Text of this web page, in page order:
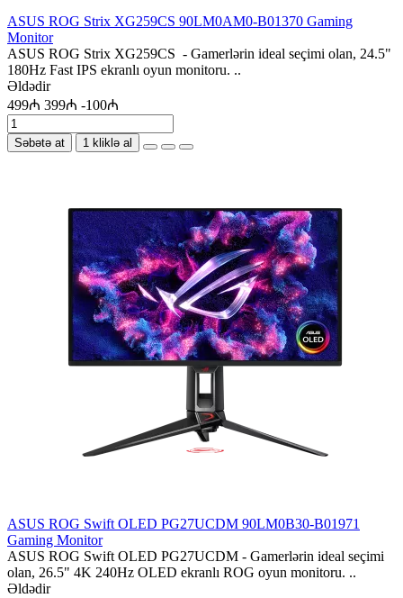
ASUS ROG Strix XG259CS 90LM0AM0-B01370 Gaming
Monitor
ASUS ROG Strix XG259CS - Gamerlərin ideal seçimi olan, 24.5"
180Hz Fast IPS ekranlı oyun monitoru. ..
Əldədir
499₼ 399₼ -100₼
Səbətə at 1 kliklə al
ASUS ROG Swift OLED PG27UCDM 90LM0B30-B01971
Gaming Monitor
ASUS ROG Swift OLED PG27UCDM - Gamerlərin ideal seçimi
olan, 26.5" 4K 240Hz OLED ekranlı ROG oyun monitoru. ..
Əldədir